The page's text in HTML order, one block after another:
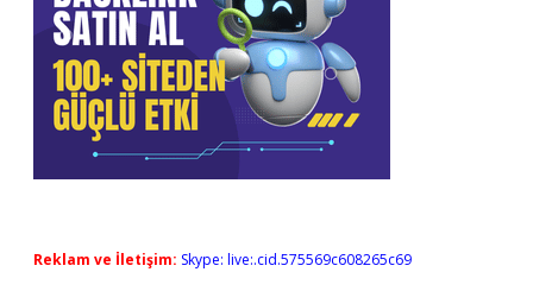
Reklam ve İletişim: Skype: live:.cid.575569c608265c69